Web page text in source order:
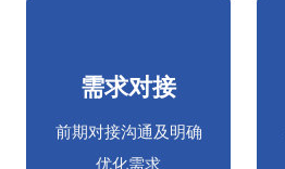
需求对接
前期对接沟通及明确
优化需求